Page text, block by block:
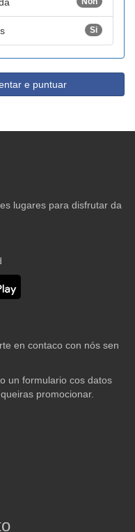
Si
e puntuar
lugares para disfrutar da
en contaco con nós sen
un formulario cos datos
promocionar.